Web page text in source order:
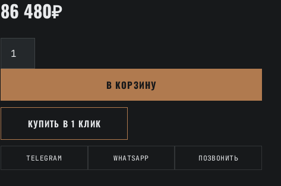
86 480₽
товара
«Флоренция»
В КОРЗИНУ
КУПИТЬ В 1 КЛИК
TELEGRAM WHATSAPP ПОЗВОНИТЬ